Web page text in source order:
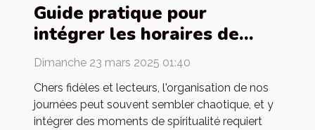
Guide pratique pour
intégrer les horaires de
messes dans votre
quotidien
Dimanche 23 mars 2025 01:40
Chers fidèles et lecteurs, l'organisation de nos
journées peut souvent sembler chaotique, et y
intégrer des moments de spiritualité requiert